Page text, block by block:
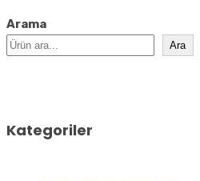
Arama
Ara
Kategoriler